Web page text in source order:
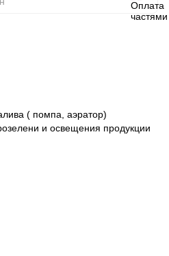
( помпа, аэратор)
и освещения продукции